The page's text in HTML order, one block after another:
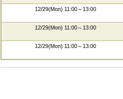
12/29(Mon) 11:00～13:00
12/29(Mon) 11:00～13:00
12/29(Mon) 11:00～13:00